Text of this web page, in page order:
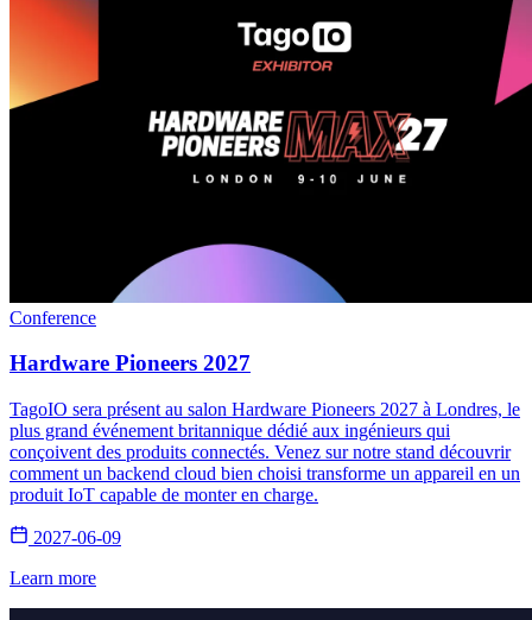
Conference
Hardware Pioneers 2027
TagoIO sera présent au salon Hardware Pioneers 2027 à Londres, le
plus grand événement britannique dédié aux ingénieurs qui
conçoivent des produits connectés. Venez sur notre stand découvrir
comment un backend cloud bien choisi transforme un appareil en un
produit IoT capable de monter en charge.
2027-06-09
Learn more